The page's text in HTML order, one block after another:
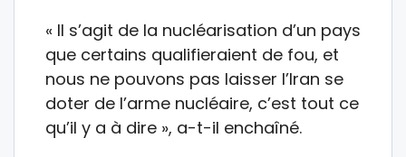
« Il s’agit de la nucléarisation d’un pays
que certains qualifieraient de fou, et
nous ne pouvons pas laisser l’Iran se
doter de l’arme nucléaire, c’est tout ce
qu’il y a à dire », a-t-il enchaîné.